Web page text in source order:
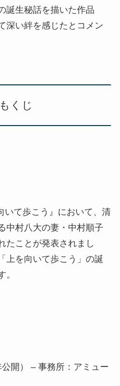
誕生秘話を描いた作品
深い絆を感じたとコメン
もくじ
いて歩こう』において、清
中村八大の妻・中村順子
たことが発表されまし
上を向いて歩こう」の誕
。
開） – 事務所：アミュー